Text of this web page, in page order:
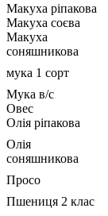
Макуха ріпакова
Макуха соєва
Макуха
соняшникова
мука 1 сорт
Мука в/с
Овес
Олія ріпакова
Олія
соняшникова
Просо
Пшениця 2 клас